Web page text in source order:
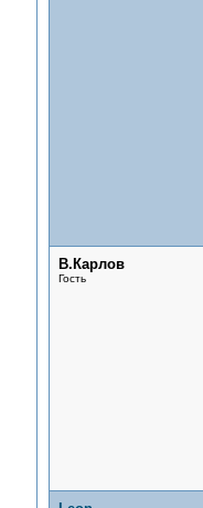
В.Карлов
Гость